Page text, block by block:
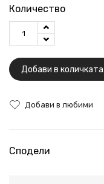
Количество
Добави в количката
Добави в любими
Сподели